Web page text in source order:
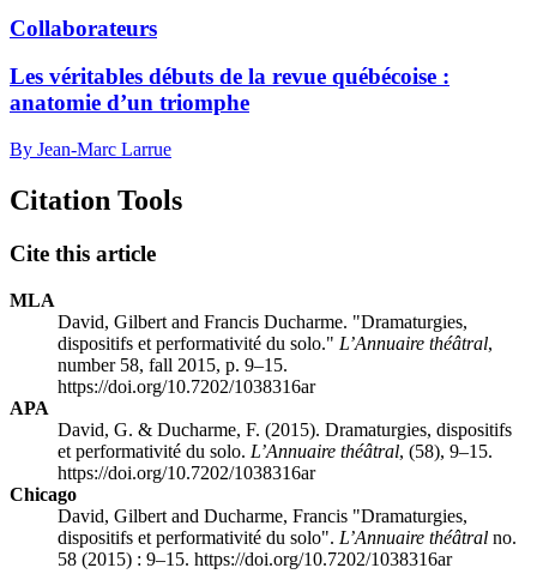
Collaborateurs
Les véritables débuts de la revue québécoise :
anatomie d’un triomphe
By Jean-Marc Larrue
Citation Tools
Cite this article
MLA
David, Gilbert and Francis Ducharme. "Dramaturgies,
dispositifs et performativité du solo." L’Annuaire théâtral,
number 58, fall 2015, p. 9–15.
https://doi.org/10.7202/1038316ar
APA
David, G. & Ducharme, F. (2015). Dramaturgies, dispositifs
et performativité du solo. L’Annuaire théâtral, (58), 9–15.
https://doi.org/10.7202/1038316ar
Chicago
David, Gilbert and Ducharme, Francis "Dramaturgies,
dispositifs et performativité du solo". L’Annuaire théâtral no.
58 (2015) : 9–15. https://doi.org/10.7202/1038316ar